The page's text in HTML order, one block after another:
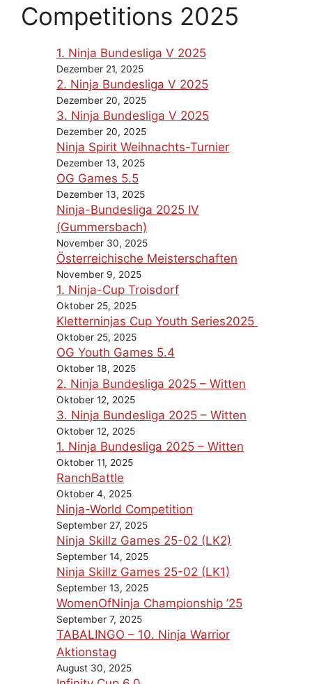
Competitions 2025
1. Ninja Bundesliga V 2025
Dezember 21, 2025
2. Ninja Bundesliga V 2025
Dezember 20, 2025
3. Ninja Bundesliga V 2025
Dezember 20, 2025
Ninja Spirit Weihnachts-Turnier
Dezember 13, 2025
OG Games 5.5
Dezember 13, 2025
Ninja-Bundesliga 2025 IV
(Gummersbach)
November 30, 2025
Österreichische Meisterschaften
November 9, 2025
1. Ninja-Cup Troisdorf
Oktober 25, 2025
Kletterninjas Cup Youth Series2025
Oktober 25, 2025
OG Youth Games 5.4
Oktober 18, 2025
2. Ninja Bundesliga 2025 – Witten
Oktober 12, 2025
3. Ninja Bundesliga 2025 – Witten
Oktober 12, 2025
1. Ninja Bundesliga 2025 – Witten
Oktober 11, 2025
RanchBattle
Oktober 4, 2025
Ninja-World Competition
September 27, 2025
Ninja Skillz Games 25-02 (LK2)
September 14, 2025
Ninja Skillz Games 25-02 (LK1)
September 13, 2025
WomenOfNinja Championship ’25
September 7, 2025
TABALINGO – 10. Ninja Warrior
Aktionstag
August 30, 2025